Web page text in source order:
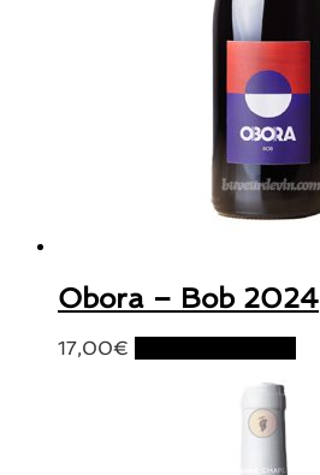
Obora – Bob 2024
17,00€